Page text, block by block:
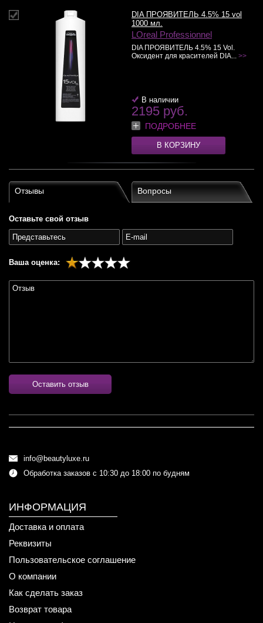
DIA ПРОЯВИТЕЛЬ 4.5% 15 vol
1000 мл.
LOreal Professionnel
DIA ПРОЯВИТЕЛЬ 4.5% 15 Vol.
Оксидент для красителей DIA... >>
В наличии
2195 руб.
ПОДРОБНЕЕ
В КОРЗИНУ
Отзывы Вопросы
Оставьте свой отзыв
Ваша оценка:
Оставить отзыв
info@beautyluxe.ru
Обработка заказов с 10:30 до 18:00 по будням
ИНФОРМАЦИЯ
Доставка и оплата
Реквизиты
Пользовательское соглашение
О компании
Как сделать заказ
Возврат товара